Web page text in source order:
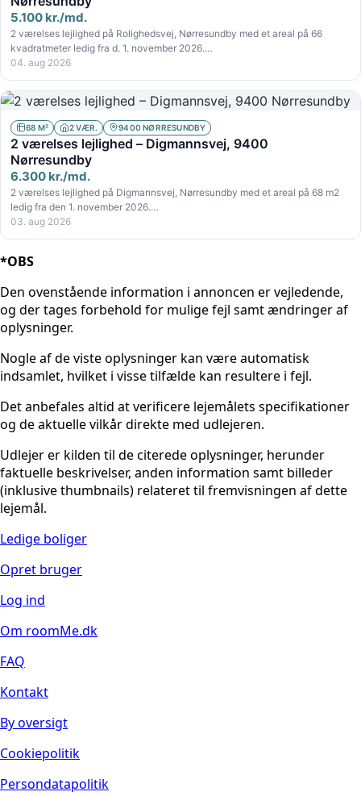
5.100 kr./md.
2 værelses lejlighed på Rolighedsvej, Nørresundby med et areal på 66
kvadratmeter ledig fra d. 1. november 2026.…
04. aug 2026
68 M² 2 VÆR. 9400 NØRRESUNDBY
2 værelses lejlighed – Digmannsvej, 9400
Nørresundby
6.300 kr./md.
2 værelses lejlighed på Digmannsvej, Nørresundby med et areal på 68 m2
ledig fra den 1. november 2026.…
03. aug 2026
*OBS
Den ovenstående information i annoncen er vejledende,
og der tages forbehold for mulige fejl samt ændringer af
oplysninger.
Nogle af de viste oplysninger kan være automatisk
indsamlet, hvilket i visse tilfælde kan resultere i fejl.
Det anbefales altid at verificere lejemålets specifikationer
og de aktuelle vilkår direkte med udlejeren.
Udlejer er kilden til de citerede oplysninger, herunder
faktuelle beskrivelser, anden information samt billeder
(inklusive thumbnails) relateret til fremvisningen af dette
lejemål.
Ledige boliger
Opret bruger
Log ind
Om roomMe.dk
FAQ
Kontakt
By oversigt
Cookiepolitik
Persondatapolitik